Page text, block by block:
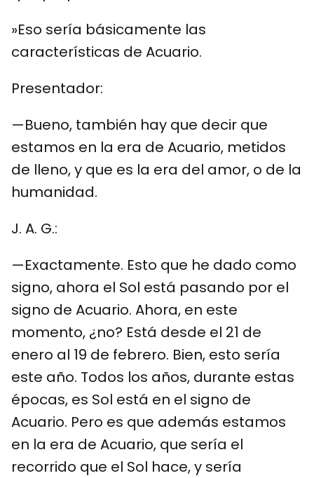
»Eso sería básicamente las
características de Acuario.
Presentador:
—Bueno, también hay que decir que
estamos en la era de Acuario, metidos
de lleno, y que es la era del amor, o de la
humanidad.
J. A. G.:
—Exactamente. Esto que he dado como
signo, ahora el Sol está pasando por el
signo de Acuario. Ahora, en este
momento, ¿no? Está desde el 21 de
enero al 19 de febrero. Bien, esto sería
este año. Todos los años, durante estas
épocas, es Sol está en el signo de
Acuario. Pero es que además estamos
en la era de Acuario, que sería el
recorrido que el Sol hace, y sería